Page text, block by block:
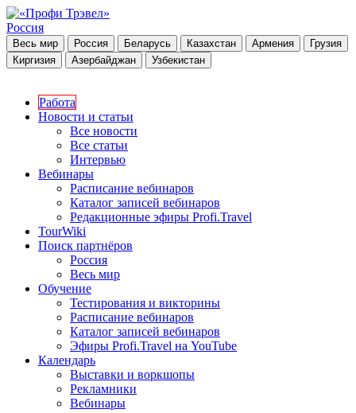
Россия
Весь мир Россия Беларусь Казахстан Армения
Грузия
Киргизия
Азербайджан Узбекистан
Работа
Новости и статьи
Все новости
Все статьи
Интервью
Вебинары
Расписание вебинаров
Каталог записей вебинаров
Редакционные эфиры Profi.Travel
TourWiki
Поиск партнёров
Россия
Весь мир
Обучение
Тестирования и викторины
Расписание вебинаров
Каталог записей вебинаров
Эфиры Profi.Travel на YouTube
Календарь
Выставки и воркшопы
Рекламники
Вебинары